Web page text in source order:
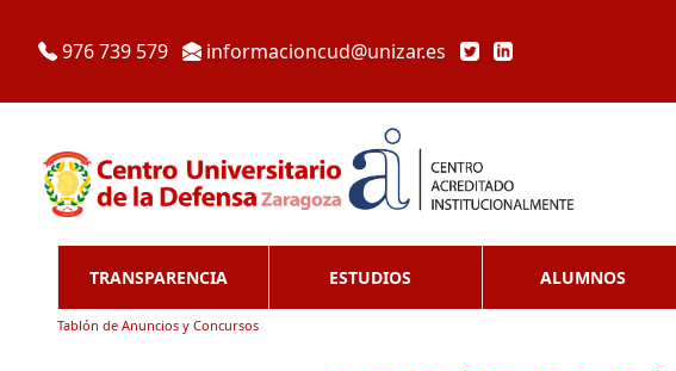
976 739 579 informacioncud@unizar.es
TRANSPARENCIA ESTUDIOS ALUMNOS
Tablón de Anuncios y Concursos